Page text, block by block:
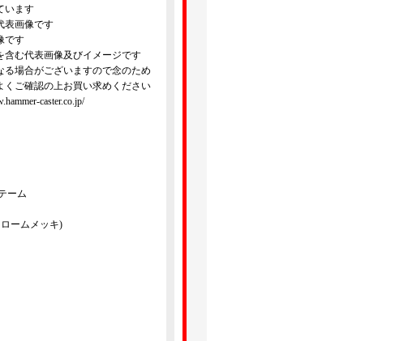
います
表画像です
です
む代表画像及びイメージです
る場合がございますので念のため
くご確認の上お買い求めください
caster.co.jp/
ーム
ームメッキ)